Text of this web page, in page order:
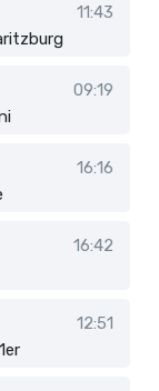
11:43
09:19
16:16
16:42
12:51